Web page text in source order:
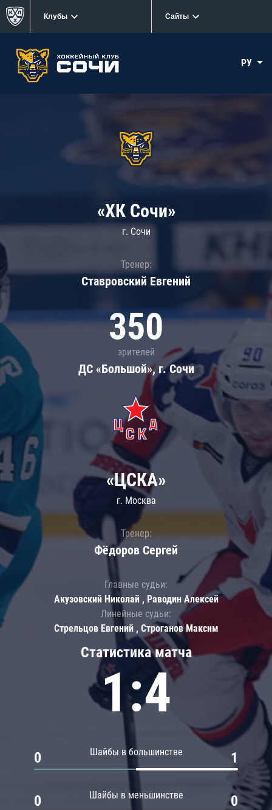
Клубы Сайты
РУ
«ХК Сочи»
г. Сочи
Тренер:
Ставровский Евгений
350
зрителей
ДС «Большой», г. Сочи
Статистика матча
1:4
Шайбы в большинстве
0 1
Шайбы в меньшинстве
0 0
«ЦСКА»
г. Москва
Тренер:
Фёдоров Сергей
Главные судьи:
Акузовский Николай , Раводин Алексей
Линейные судьи:
Стрельцов Евгений , Строганов Максим